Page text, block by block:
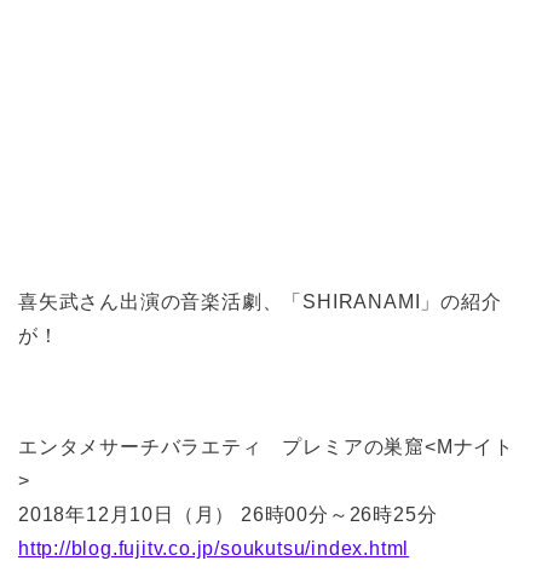
喜矢武さん出演の音楽活劇、「SHIRANAMI」の紹介
が！
エンタメサーチバラエティ プレミアの巣窟<Mナイト
>
2018年12月10日（月） 26時00分～26時25分
http://blog.fujitv.co.jp/soukutsu/index.html